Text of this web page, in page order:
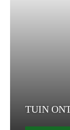
TUIN